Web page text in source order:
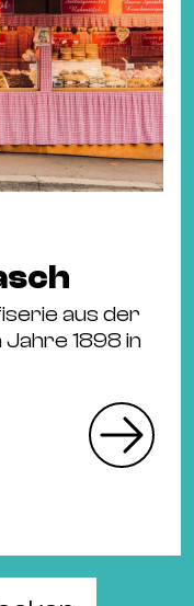
aus der
Jahre 1898 in